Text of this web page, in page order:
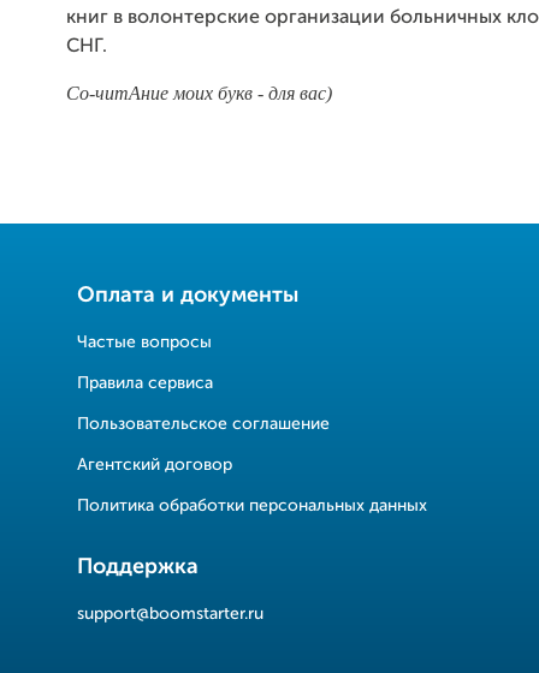
книг в волонтерские организации больничных
СНГ.
Со-читАние моих букв - для вас)
Оплата и документы
Частые вопросы
Правила сервиса
Пользовательское соглашение
Агентский договор
Политика обработки персональных данных
Поддержка
support@boomstarter.ru